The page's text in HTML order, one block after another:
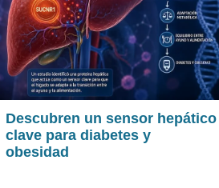
Descubren un sensor hepático
clave para diabetes y
obesidad